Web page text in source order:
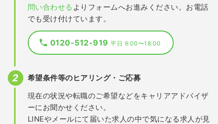
問い合わせる よりフォームへお進みください。お電話
でも受け付けています。
0120-512-919平日 9:00〜18:00
希望条件等のヒアリング・ご応募
現在の状況や転職のご希望などをキャリアアドバイザ
ーにお聞かせください。
LINEやメールにて届いた求人の中で気になる求人が見